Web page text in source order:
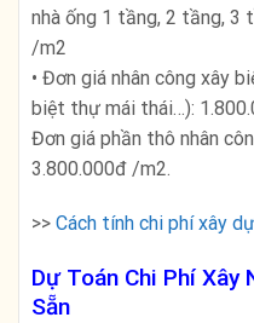
nhà ống 1 tầng, 2 tầng, 3
/m2
• Đơn giá nhân công xây
biệt thự mái thái…):
Đơn giá phần thô nhân
3.800.000đ /m2.
>> Cách tính chi phí xây
Dự Toán Chi Phí Xây
Sẵn